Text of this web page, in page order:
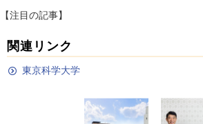
【注目の記事】
関連リンク
東京科学大学